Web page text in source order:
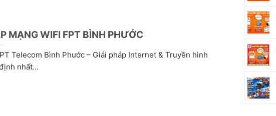
MẠNG WIFI FPT BÌNH PHƯỚC
Telecom Bình Phước – Giải pháp Internet & Truyền hình
nhất...